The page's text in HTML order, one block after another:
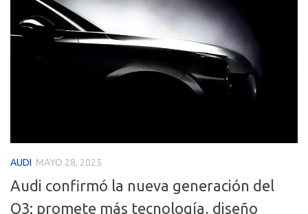
AUDI MAYO 28, 2025
Audi confirmó la nueva generación del
Q3: promete más tecnología, diseño